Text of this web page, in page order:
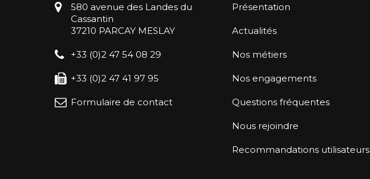
580 avenue des Landes du
Cassantin
37210 PARCAY MESLAY
+33 (0)2 47 54 08 29
+33 (0)2 47 41 97 95
Formulaire de contact
Présentation
Actualités
Nos métiers
Nos engagements
Questions fréquentes
Nous rejoindre
Recommandations utilisateurs